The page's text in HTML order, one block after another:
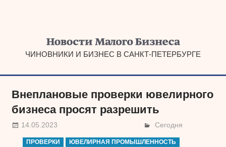
ЧИНОВНИКИ И БИЗНЕС В САНКТ-ПЕТЕРБУРГЕ
Внеплановые проверки ювелирного
бизнеса просят разрешить
14.05.2023 Сегодня
ПРОВЕРКИ ЮВЕЛИРНАЯ ПРОМЫШЛЕННОСТЬ